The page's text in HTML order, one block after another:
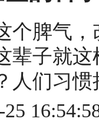
个脾气
辈子就
人们习